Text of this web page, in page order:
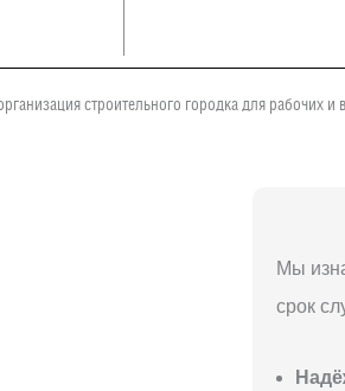
строительного городка для рабочих
Мы
срок